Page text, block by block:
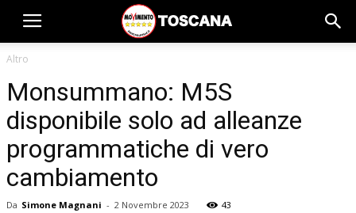
Altro
Monsummano: M5S
disponibile solo ad alleanze
programmatiche di vero
cambiamento
Da Simone Magnani - 2 Novembre 2023 43